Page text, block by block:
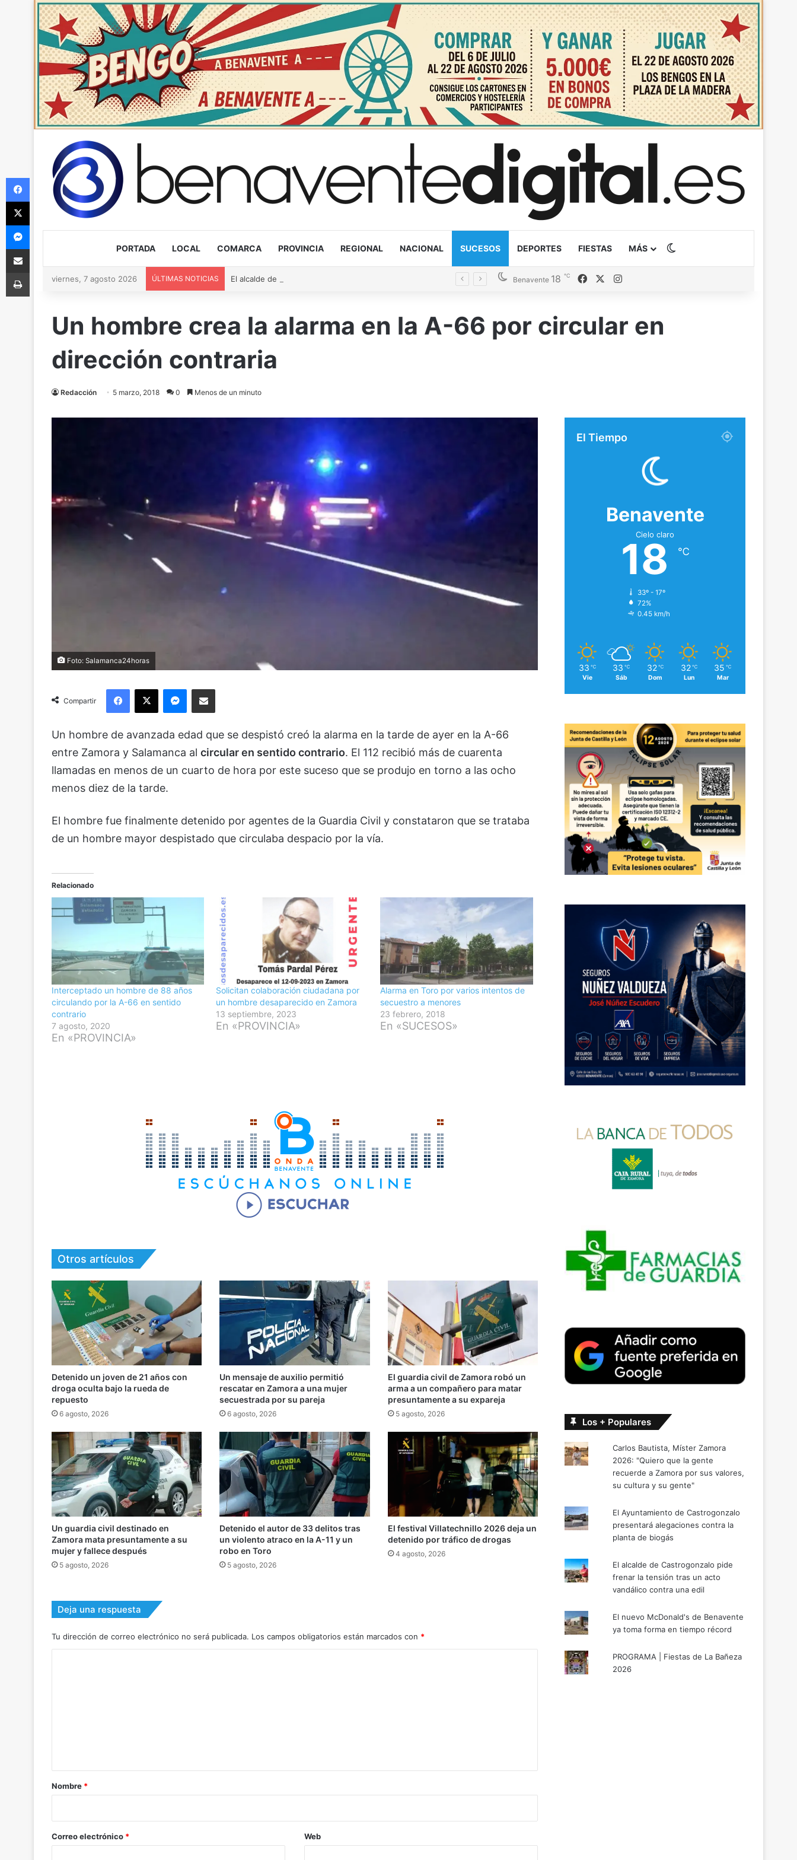
PORTADA LOCAL COMARCA PROVINCIA REGIONAL NACIONAL SUCESOS DEPORTES FIESTAS MÁS
viernes, 7 agosto 2026 ÚLTIMAS NOTICIAS Benavente 18 ℃ Facebook
Un hombre crea la alarma en la A-66 por circular en
dirección contraria
Redacción 5 marzo, 2018 0 Menos de un minuto
Foto: Salamanca24horas
Compartir
Un hombre de avanzada edad que se despistó creó la alarma en la tarde de ayer en la A-66
entre Zamora y Salamanca al circular en sentido contrario. El 112 recibió más de cuarenta
llamadas en menos de un cuarto de hora por este suceso que se produjo en torno a las ocho
menos diez de la tarde.
El hombre fue finalmente detenido por agentes de la Guardia Civil y constataron que se trataba
de un hombre mayor despistado que circulaba despacio por la vía.
Relacionado
Interceptado un hombre de 88 años
circulando por la A-66 en sentido
contrario
7 agosto, 2020
En «PROVINCIA»
Solicitan colaboración ciudadana por
un hombre desaparecido en Zamora
13 septiembre, 2023
En «PROVINCIA»
Alarma en Toro por varios intentos de
secuestro a menores
23 febrero, 2018
En «SUCESOS»
Otros artículos
Detenido un joven de 21 años con
droga oculta bajo la rueda de
repuesto
6 agosto, 2026
Un mensaje de auxilio permitió
rescatar en Zamora a una mujer
secuestrada por su pareja
6 agosto, 2026
El guardia civil de Zamora robó un
arma a un compañero para matar
presuntamente a su expareja
5 agosto, 2026
Un guardia civil destinado en
Zamora mata presuntamente a su
mujer y fallece después
5 agosto, 2026
Detenido el autor de 33 delitos tras
un violento atraco en la A-11 y un
robo en Toro
5 agosto, 2026
El festival Villatechnillo 2026 deja un
detenido por tráfico de drogas
4 agosto, 2026
Deja una respuesta
Tu dirección de correo electrónico no será publicada. Los campos obligatorios están marcados con *
r
*
Nombre *
Correo electrónico * Web
El Tiempo
Benavente
Cielo claro
18 ℃
33º - 17º
72%
0.45 km/h
33 ℃
Vie
33 ℃
Sáb
32 ℃
Dom
32 ℃
Lun
35 ℃
Mar
Los + Populares
Carlos Bautista, Míster Zamora
2026: "Quiero que la gente
recuerde a Zamora por sus valores,
su cultura y su gente"
El Ayuntamiento de Castrogonzalo
presentará alegaciones contra la
planta de biogás
El alcalde de Castrogonzalo pide
frenar la tensión tras un acto
vandálico contra una edil
El nuevo McDonald's de Benavente
ya toma forma en tiempo récord
PROGRAMA | Fiestas de La Bañeza
2026
Facebook